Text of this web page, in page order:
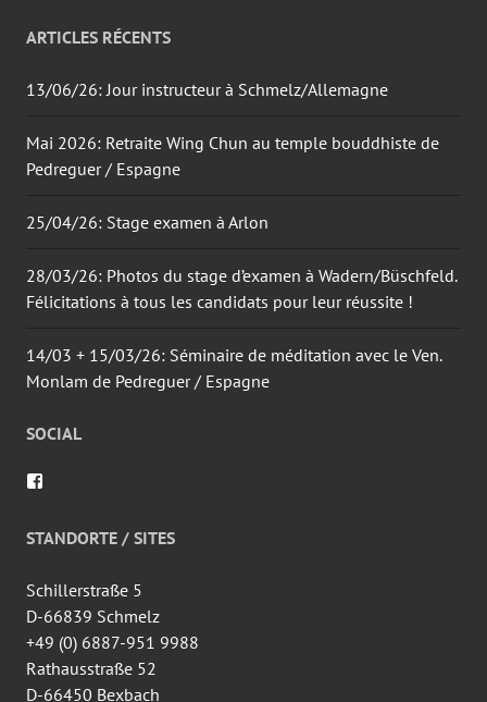
ARTICLES RÉCENTS
13/06/26: Jour instructeur à Schmelz/Allemagne
Mai 2026: Retraite Wing Chun au temple bouddhiste de
Pedreguer / Espagne
25/04/26: Stage examen à Arlon
28/03/26: Photos du stage d’examen à Wadern/Büschfeld.
Félicitations à tous les candidats pour leur réussite !
14/03 + 15/03/26: Séminaire de méditation avec le Ven.
Monlam de Pedreguer / Espagne
SOCIAL
de
wingtsun.arlon
Facebook
STANDORTE / SITES
Schillerstraße 5
D-66839 Schmelz
+49 (0) 6887-951 9988
Rathausstraße 52
D-66450 Bexbach